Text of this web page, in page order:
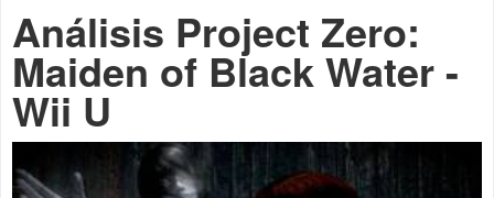
Análisis Project Zero:
Maiden of Black Water -
Wii U